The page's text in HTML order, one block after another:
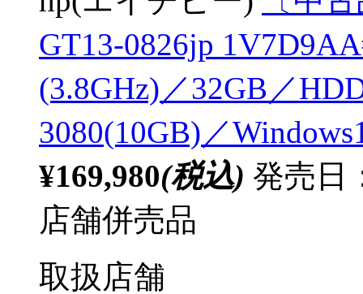
GT13-0826jp
(3.8GHz)／32GB／
3080(10GB)／
¥169,980(税込) 発売日
店舗併売品
取扱店舗